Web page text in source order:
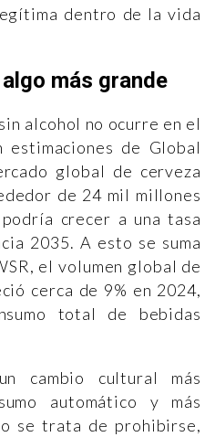
dentro de la vida
más grande
alcohol no ocurre en el
estimaciones de Global
global de cerveza
de 24 mil millones
crecer a una tasa
2035. A esto se suma
el volumen global de
cerca de 9% en 2024,
total de bebidas
cambio cultural más
automático y más
se trata de prohibirse,